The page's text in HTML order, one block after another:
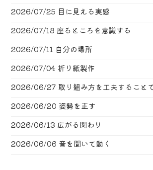
2026/07/25 目に見える実感
2026/07/18 座るところを意識する
2026/07/11 自分の場所
2026/07/04 折り紙製作
2026/06/27 取り組み方を工夫すること
2026/06/20 姿勢を正す
2026/06/13 広がる関わり
2026/06/06 音を聞いて動く